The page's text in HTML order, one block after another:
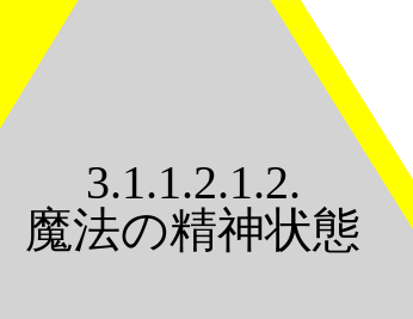
3.1.1.2.1.2.
魔法の精神状態